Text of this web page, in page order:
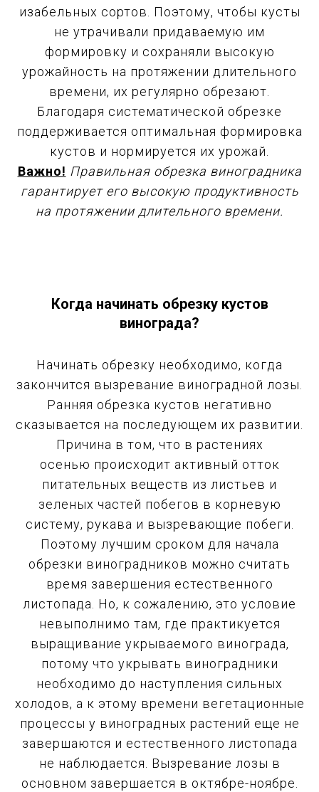
изабельных сортов. Поэтому, чтобы кусты
не утрачивали придаваемую им
формировку и сохраняли высокую
урожайность на протяжении длительного
времени, их регулярно обрезают.
Благодаря систематической обрезке
поддерживается оптимальная формировка
кустов и нормируется их урожай.
Важно! Правильная обрезка виноградника
гарантирует его высокую продуктивность
на протяжении длительного времени.
Когда начинать обрезку кустов
винограда?
Начинать обрезку необходимо, когда
закончится вызревание виноградной лозы.
Ранняя обрезка кустов негативно
сказывается на последующем их развитии.
Причина в том, что в растениях
осенью происходит активный отток
питательных веществ из листьев и
зеленых частей побегов в корневую
систему, рукава и вызревающие побеги.
Поэтому лучшим сроком для начала
обрезки виноградников можно считать
время завершения естественного
листопада. Но, к сожалению, это условие
невыполнимо там, где практикуется
выращивание укрываемого винограда,
потому что укрывать виноградники
необходимо до наступления сильных
холодов, а к этому времени вегетационные
процессы у виноградных растений еще не
завершаются и естественного листопада
не наблюдается. Вызревание лозы в
основном завершается в октябре-ноябре.